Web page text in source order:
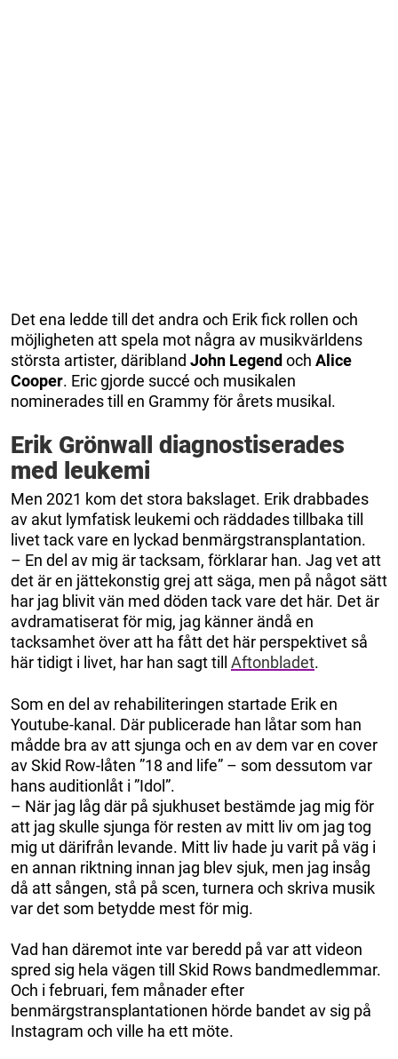
Det ena ledde till det andra och Erik fick rollen och
möjligheten att spela mot några av musikvärldens
största artister, däribland John Legend och Alice
Cooper. Eric gjorde succé och musikalen
nominerades till en Grammy för årets musikal.
Erik Grönwall diagnostiserades
med leukemi
Men 2021 kom det stora bakslaget. Erik drabbades
av akut lymfatisk leukemi och räddades tillbaka till
livet tack vare en lyckad benmärgstransplantation.
– En del av mig är tacksam, förklarar han. Jag vet att
det är en jättekonstig grej att säga, men på något sätt
har jag blivit vän med döden tack vare det här. Det är
avdramatiserat för mig, jag känner ändå en
tacksamhet över att ha fått det här perspektivet så
här tidigt i livet, har han sagt till Aftonbladet.
Som en del av rehabiliteringen startade Erik en
Youtube-kanal. Där publicerade han låtar som han
mådde bra av att sjunga och en av dem var en cover
av Skid Row-låten ”18 and life” – som dessutom var
hans auditionlåt i ”Idol”.
– När jag låg där på sjukhuset bestämde jag mig för
att jag skulle sjunga för resten av mitt liv om jag tog
mig ut därifrån levande. Mitt liv hade ju varit på väg i
en annan riktning innan jag blev sjuk, men jag insåg
då att sången, stå på scen, turnera och skriva musik
var det som betydde mest för mig.
Vad han däremot inte var beredd på var att videon
spred sig hela vägen till Skid Rows bandmedlemmar.
Och i februari, fem månader efter
benmärgstransplantationen hörde bandet av sig på
Instagram och ville ha ett möte.